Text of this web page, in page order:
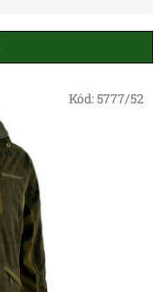
Kód:5777/52